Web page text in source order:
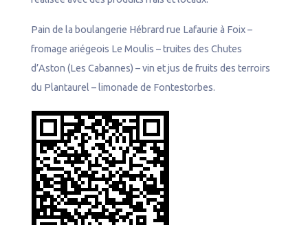
Pain de la boulangerie Hébrard rue Lafaurie à Foix –
fromage ariégeois Le Moulis – truites des Chutes
d’Aston (Les Cabannes) – vin et jus de fruits des terroirs
du Plantaurel – limonade de Fontestorbes.